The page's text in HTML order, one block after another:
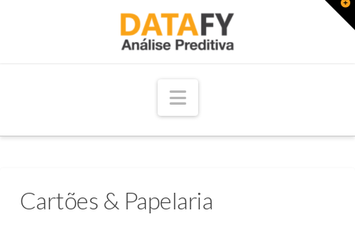
Navigation
Cartões & Papelaria